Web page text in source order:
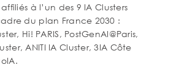
à l’un des 9 IA Clusters
du plan France 2030 :
Hi! PARIS, PostGenAI@Paris,
ANITI IA Cluster, 3IA Côte